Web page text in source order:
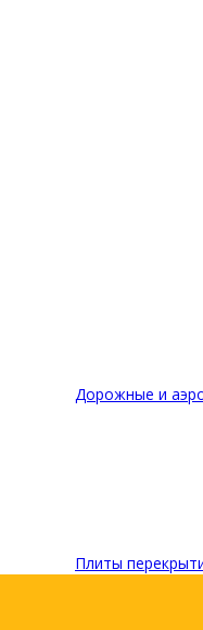
Дорожные и
Плиты